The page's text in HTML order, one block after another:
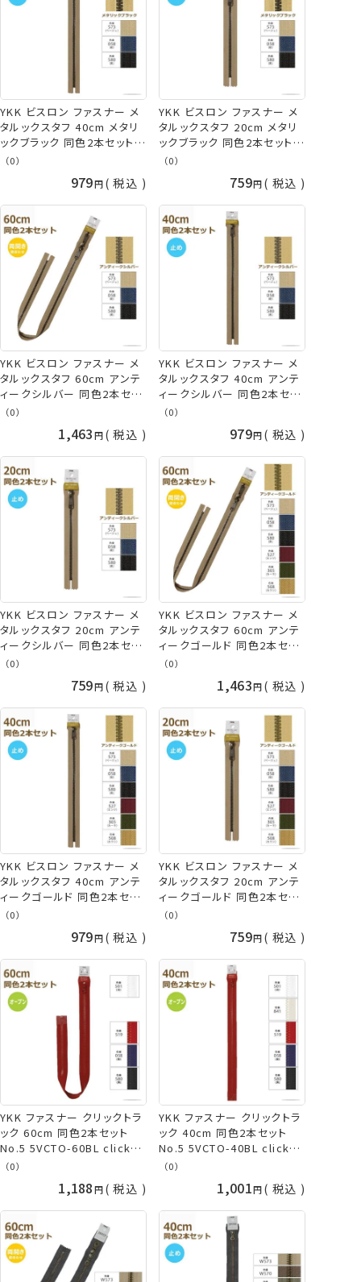
YKK ビスロン ファスナー メ
タルックスタフ 40cm メタリ
ックブラック 同色2本セット
5VMTMB-40BL METALUXE
（0）
979 税込
YKK ビスロン ファスナー メ
タルックスタフ 20cm メタリ
ックブラック 同色2本セット
5VMTMB-20BL METALUXE
（0）
759 税込
YKK ビスロン ファスナー メ
タルックスタフ 60cm アンテ
ィークシルバー 同色2本セッ
ト 5VMTAS-60SH
可 手芸の山久
（0）
1,463 税込
YKK ビスロン ファスナー メ
タルックスタフ 40cm アンテ
ィークシルバー 同色2本セッ
ト 5VMTAS-40BL
可 手芸の山久
（0）
979 税込
YKK ビスロン ファスナー メ
タルックスタフ 20cm アンテ
ィークシルバー 同色2本セッ
ト 5VMTAS-20BL
（0）
759 税込
YKK ビスロン ファスナー メ
タルックスタフ 60cm アンテ
ィークゴールド 同色2本セッ
ト 5VMTAG-60SH
可 手芸の山久
（0）
1,463 税込
YKK ビスロン ファスナー メ
タルックスタフ 40cm アンテ
ィークゴールド 同色2本セッ
ト 5VMTAG-40BL
可 手芸の山久
（0）
979 税込
YKK ビスロン ファスナー メ
タルックスタフ 20cm アンテ
ィークゴールド 同色2本セッ
ト 5VMTAG-20BL
（0）
759 税込
YKK ファスナー クリックトラ
ック 60cm 同色2本セット
No.5 5VCTO-60BL click-
TRAK クリック-トラック ネコ
（0）
1,188 税込
YKK ファスナー クリックトラ
ック 40cm 同色2本セット
No.5 5VCTO-40BL click-
TRAK クリック-トラック ネコ
（0）
1,001 税込